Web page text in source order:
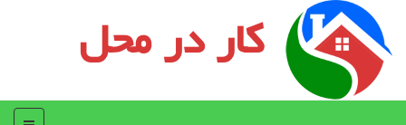
کار در محل